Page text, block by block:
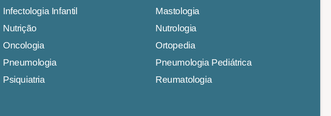
Infectologia Infantil
Mastologia
Nutrição
Nutrologia
Oncologia
Ortopedia
Pneumologia
Pneumologia Pediátrica
Psiquiatria
Reumatologia